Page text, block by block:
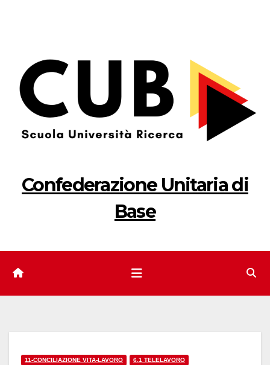
Confederazione Unitaria di
Base
11-CONCILIAZIONE VITA-LAVORO 6.1 TELELAVORO